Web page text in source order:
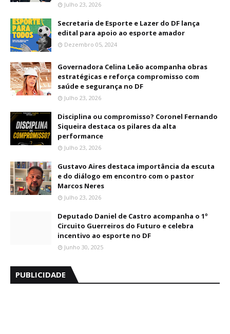
Julho 23, 2026
Secretaria de Esporte e Lazer do DF lança
edital para apoio ao esporte amador
Dezembro 05, 2024
Governadora Celina Leão acompanha obras
estratégicas e reforça compromisso com
saúde e segurança no DF
Julho 23, 2026
Disciplina ou compromisso? Coronel Fernando
Siqueira destaca os pilares da alta
performance
Julho 23, 2026
Gustavo Aires destaca importância da escuta
e do diálogo em encontro com o pastor
Marcos Neres
Julho 23, 2026
Deputado Daniel de Castro acompanha o 1º
Circuito Guerreiros do Futuro e celebra
incentivo ao esporte no DF
Junho 30, 2025
PUBLICIDADE